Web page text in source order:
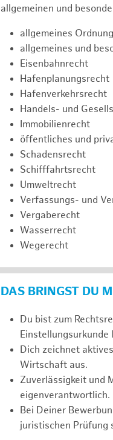
allgemeinen und
allgemeines
allgemeines und
Eisenbahnrecht
Hafenplanungsrecht
Hafenverkehrsrecht
Handels- und
Immobilienrecht
öffentliches und
Schadensrecht
Schifffahrtsrecht
Umweltrecht
Verfassungs- und
Vergaberecht
Wasserrecht
Wegerecht
DAS BRINGST DU
Du bist zum
Einstellungsurkunde
Dich zeichnet
Wirtschaft aus.
Zuverlässigkeit und
eigenverantwortlich.
Bei Deiner
juristischen Prüfung